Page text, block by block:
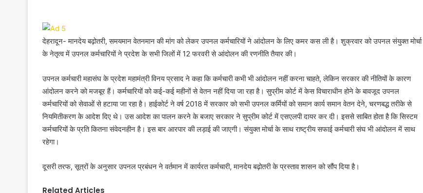
देहरादून- मानदेय बढ़ोतरी, समयमान वेतनमान की मांग को लेकर उपनल कर्मचारियों ने आंदोलन के लिए कमर कस ली है। शुक्रवार को उपनल संयुक्त मोर्चा
के नेतृत्व में उपनल कर्मचारियों ने प्रदेश के सभी जिलों में 12 फरवरी से आंदोलन की रणनीति तैयार की।
उपनल कर्मचारी महासंघ के प्रदेश महामंत्री विनय प्रसाद ने कहा कि कर्मचारी कभी भी आंदोलन नहीं करना चाहते, लेकिन सरकार की नीतियों के कारण
आंदोलन करने को मजबूर हैं। कर्मचारियों को कई-कई महीनों से वेतन नहीं दिया जा रहा है। सुप्रीम कोर्ट में केस विचाराधीन होने के बावजूद उपनल
कर्मचारियों को सेवाओं से हटाया जा रहा है। हाईकोर्ट ने वर्ष 2018 में सरकार को सभी उपनल कर्मियों को समान कार्य समान वेतन देने, चरणबद्ध तरीके से
नियमितीकरण के आदेश दिए थे। उस आदेश का पालन करने के बजाए सरकार ने सुप्रीम कोर्ट में एसएलपी दायर कर दी। इससे साबित होता है कि सिस्टम
कर्मचारियों के प्रति कितना संवेदनहीन है। इस बार आरपार की लड़ाई की जाएगी। संयुक्त मोर्चा के साथ राष्ट्रीय सफाई कर्मचारी संघ भी आंदोलन में साथ
रहेगा।
दूसरी तरफ, सूत्रों के अनुसार उपनल प्रबंधन ने वर्तमान में कार्यरत कर्मचारी, मानदेय बढ़ोतरी के प्रस्ताव शासन को सौंप दिया है।
Related Articles